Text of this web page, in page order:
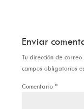
Enviar
Tu dirección de
campos obligatorios
Comentario *